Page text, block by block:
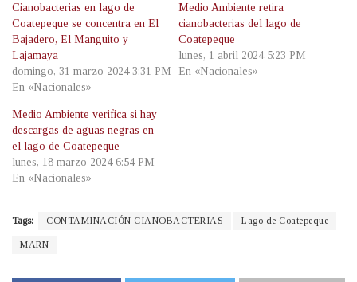
Cianobacterias en lago de
Coatepeque se concentra en El
Bajadero, El Manguito y
Lajamaya
domingo, 31 marzo 2024 3:31 PM
En «Nacionales»
Medio Ambiente retira
cianobacterias del lago de
Coatepeque
lunes, 1 abril 2024 5:23 PM
En «Nacionales»
Medio Ambiente verifica si hay
descargas de aguas negras en
el lago de Coatepeque
lunes, 18 marzo 2024 6:54 PM
En «Nacionales»
Tags: CONTAMINACIÓN CIANOBACTERIAS Lago de Coatepeque
MARN